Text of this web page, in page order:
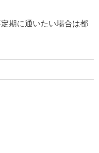
期に通いたい場合は都